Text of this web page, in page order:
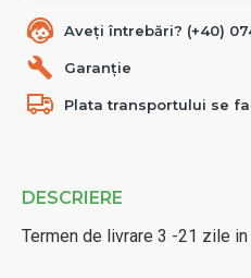
DESCRIERE
Termen de livrare 3 -21 zile
Aveți întrebări? (+40)
Garanție
Plata transportului se